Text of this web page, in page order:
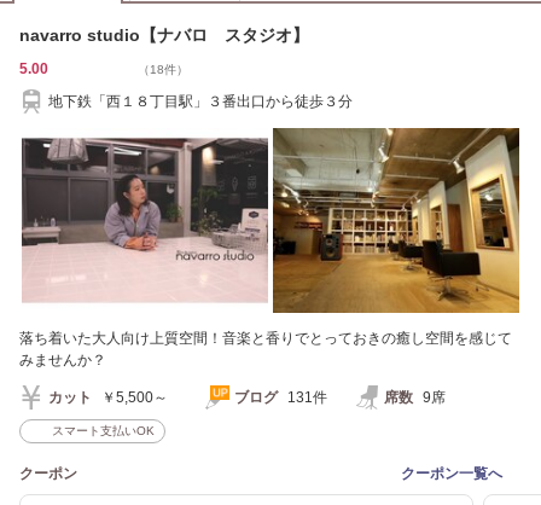
navarro studio【ナバロ スタジオ】
5.00 （18件）
地下鉄「西１８丁目駅」３番出口から徒歩３分
落ち着いた大人向け上質空間！音楽と香りでとっておきの癒し空間を感じて
みませんか？
カット ￥5,500～ ブログ 131件 席数 9席
スマート支払いOK
クーポン クーポン一覧へ